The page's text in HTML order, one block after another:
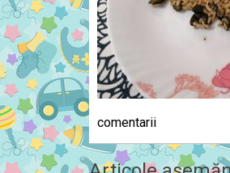
comentarii